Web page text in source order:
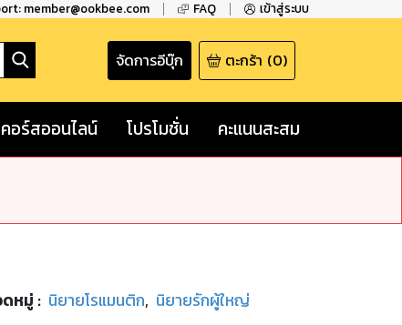
member@ookbee.com FAQ เข้าสู่ระบบ
จัดการอีบุ๊ก ตะกร้า (0)
คอร์สออนไลน์ โปรโมชั่น คะแนนสะสม
หมู่ : นิยายโรแมนติก, นิยายรักผู้ใหญ่